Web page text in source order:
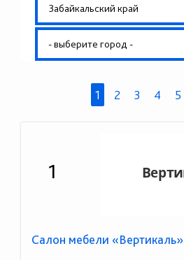
Забайкальский край
- выберите город -
1 2 3 4 5
1
Салон мебели «Вертикаль»